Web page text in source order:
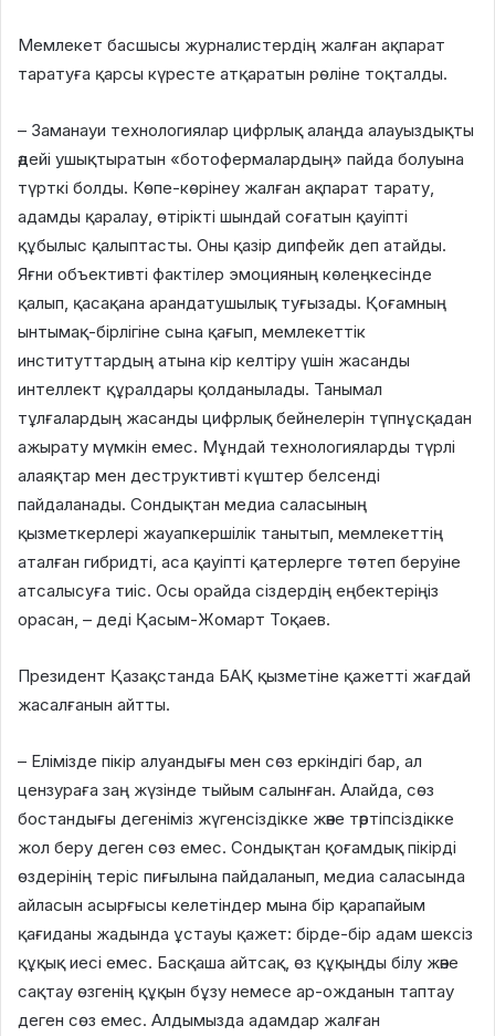
Мемлекет басшысы журналистердің жалған ақпарат
таратуға қарсы күресте атқаратын рөліне тоқталды.
– Заманауи технологиялар цифрлық алаңда алауыздықты
әдейі ушықтыратын «ботофермалардың» пайда болуына
түрткі болды. Көпе-көрінеу жалған ақпарат тарату,
адамды қаралау, өтірікті шындай соғатын қауіпті
құбылыс қалыптасты. Оны қазір дипфейк деп атайды.
Яғни объективті фактілер эмоцияның көлеңкесінде
қалып, қасақана арандатушылық туғызады. Қоғамның
ынтымақ-бірлігіне сына қағып, мемлекеттік
институттардың атына кір келтіру үшін жасанды
интеллект құралдары қолданылады. Танымал
тұлғалардың жасанды цифрлық бейнелерін түпнұсқадан
ажырату мүмкін емес. Мұндай технологияларды түрлі
алаяқтар мен деструктивті күштер белсенді
пайдаланады. Сондықтан медиа саласының
қызметкерлері жауапкершілік танытып, мемлекеттің
аталған гибридті, аса қауіпті қатерлерге төтеп беруіне
атсалысуға тиіс. Осы орайда сіздердің еңбектеріңіз
орасан, – деді Қасым-Жомарт Тоқаев.
Президент Қазақстанда БАҚ қызметіне қажетті жағдай
жасалғанын айтты.
– Елімізде пікір алуандығы мен сөз еркіндігі бар, ал
цензураға заң жүзінде тыйым салынған. Алайда, сөз
бостандығы дегеніміз жүгенсіздікке және тәртіпсіздікке
жол беру деген сөз емес. Сондықтан қоғамдық пікірді
өздерінің теріс пиғылына пайдаланып, медиа саласында
айласын асырғысы келетіндер мына бір қарапайым
қағиданы жадында ұстауы қажет: бірде-бір адам шексіз
құқық иесі емес. Басқаша айтсақ, өз құқыңды білу және
сақтау өзгенің құқын бұзу немесе ар-ожданын таптау
деген сөз емес. Алдымызда адамдар жалған